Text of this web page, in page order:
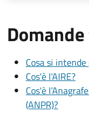
Cosa si
Cos'è l'AIRE?
Cos'è
(ANPR)?